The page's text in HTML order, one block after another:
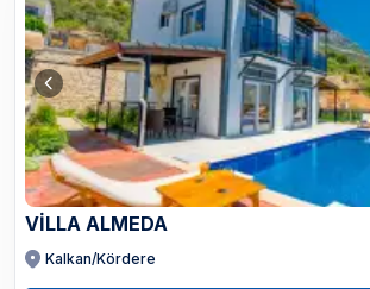
VİLLA ALMEDA
Kalkan/Kördere